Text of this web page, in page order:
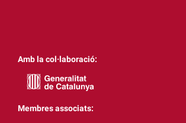
Amb la col·laboració:
Membres associats: